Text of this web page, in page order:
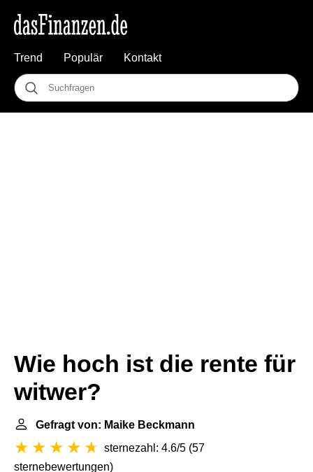
Trend Populär Kontakt
Wie hoch ist die rente für
witwer?
Gefragt von: Maike Beckmann
sternezahl: 4.6/5 (57
sternebewertungen)